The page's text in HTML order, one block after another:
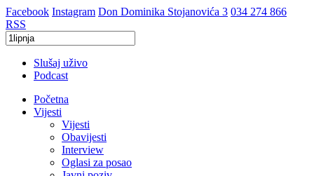
Facebook Instagram Don Dominika Stojanovića 3 034 274 866
RSS
Slušaj uživo
Podcast
Početna
Vijesti
Vijesti
Obavijesti
Interview
Oglasi za posao